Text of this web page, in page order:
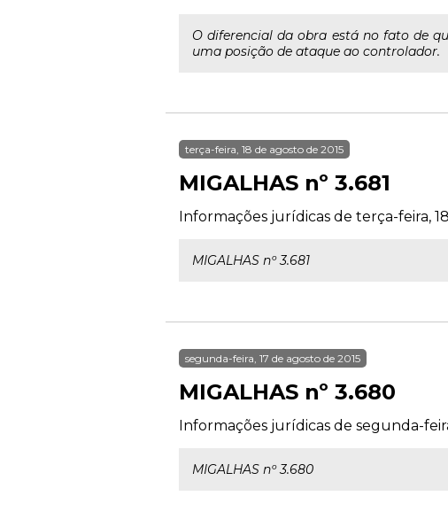
O diferencial da obra está no fato de
uma posição de ataque ao controlador.
terça-feira, 18 de agosto de 2015
MIGALHAS nº 3.681
Informações jurídicas de terça-feira,
MIGALHAS nº 3.681
segunda-feira, 17 de agosto de 2015
MIGALHAS nº 3.680
Informações jurídicas de segunda-
MIGALHAS nº 3.680